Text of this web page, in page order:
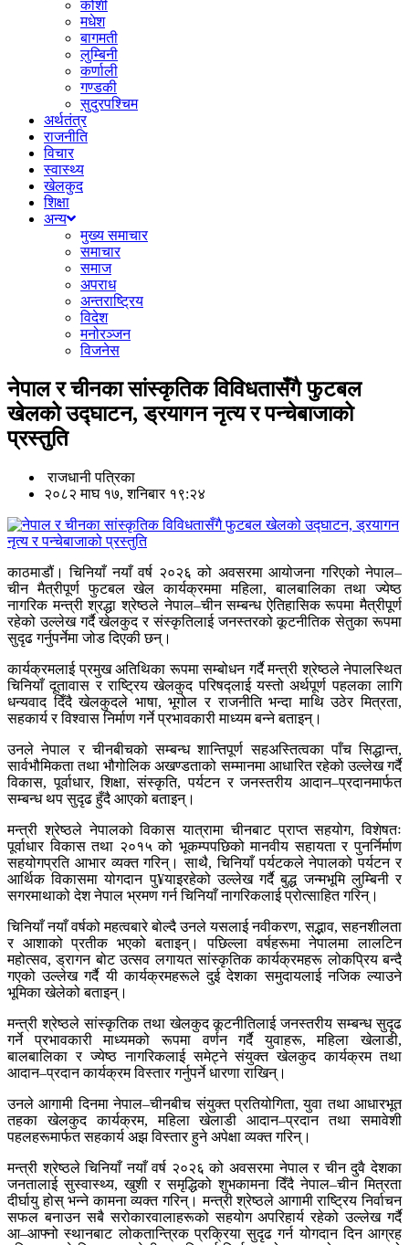
कोशी
मधेश
बागमती
लुम्बिनी
कर्णाली
गण्डकी
सुदुरपश्चिम
अर्थतंत्र
राजनीति
विचार
स्वास्थ्य
खेलकुद
शिक्षा
अन्य
मुख्य समाचार
समाचार
समाज
अपराध
अन्तराष्ट्रिय
विदेश
मनोरञ्जन
विजनेस
नेपाल र चीनका सांस्कृतिक विविधतासँगै फुटबल
खेलको उद्घाटन, ड्रयागन नृत्य र पन्चेबाजाको
प्रस्तुति
राजधानी पत्रिका
२०८२ माघ १७, शनिबार १९:२४
काठमाडौं। चिनियाँ नयाँ वर्ष २०२६ को अवसरमा आयोजना गरिएको नेपाल–
चीन मैत्रीपूर्ण फुटबल खेल कार्यक्रममा महिला, बालबालिका तथा ज्येष्ठ
नागरिक मन्त्री श्रद्धा श्रेष्ठले नेपाल–चीन सम्बन्ध ऐतिहासिक रूपमा मैत्रीपूर्ण
रहेको उल्लेख गर्दै खेलकुद र संस्कृतिलाई जनस्तरको कूटनीतिक सेतुका रूपमा
सुदृढ गर्नुपर्नेमा जोड दिएकी छन्।
कार्यक्रमलाई प्रमुख अतिथिका रूपमा सम्बोधन गर्दै मन्त्री श्रेष्ठले नेपालस्थित
चिनियाँ दूतावास र राष्ट्रिय खेलकुद परिषद्लाई यस्तो अर्थपूर्ण पहलका लागि
धन्यवाद दिँदै खेलकुदले भाषा, भूगोल र राजनीति भन्दा माथि उठेर मित्रता,
सहकार्य र विश्वास निर्माण गर्ने प्रभावकारी माध्यम बन्ने बताइन्।
उनले नेपाल र चीनबीचको सम्बन्ध शान्तिपूर्ण सहअस्तित्वका पाँच सिद्धान्त,
सार्वभौमिकता तथा भौगोलिक अखण्डताको सम्मानमा आधारित रहेको उल्लेख गर्दै
विकास, पूर्वाधार, शिक्षा, संस्कृति, पर्यटन र जनस्तरीय आदान–प्रदानमार्फत
सम्बन्ध थप सुदृढ हुँदै आएको बताइन्।
मन्त्री श्रेष्ठले नेपालको विकास यात्रामा चीनबाट प्राप्त सहयोग, विशेषतः
पूर्वाधार विकास तथा २०१५ को भूकम्पपछिको मानवीय सहायता र पुनर्निर्माण
सहयोगप्रति आभार व्यक्त गरिन्। साथै, चिनियाँ पर्यटकले नेपालको पर्यटन र
आर्थिक विकासमा योगदान पु¥याइरहेको उल्लेख गर्दै बुद्ध जन्मभूमि लुम्बिनी र
सगरमाथाको देश नेपाल भ्रमण गर्न चिनियाँ नागरिकलाई प्रोत्साहित गरिन्।
चिनियाँ नयाँ वर्षको महत्वबारे बोल्दै उनले यसलाई नवीकरण, सद्भाव, सहनशीलता
र आशाको प्रतीक भएको बताइन्। पछिल्ला वर्षहरूमा नेपालमा लालटिन
महोत्सव, ड्रागन बोट उत्सव लगायत सांस्कृतिक कार्यक्रमहरू लोकप्रिय बन्दै
गएको उल्लेख गर्दै यी कार्यक्रमहरूले दुई देशका समुदायलाई नजिक ल्याउने
भूमिका खेलेको बताइन्।
मन्त्री श्रेष्ठले सांस्कृतिक तथा खेलकुद कूटनीतिलाई जनस्तरीय सम्बन्ध सुदृढ
गर्ने प्रभावकारी माध्यमको रूपमा वर्णन गर्दै युवाहरू, महिला खेलाडी,
बालबालिका र ज्येष्ठ नागरिकलाई समेट्ने संयुक्त खेलकुद कार्यक्रम तथा
आदान–प्रदान कार्यक्रम विस्तार गर्नुपर्ने धारणा राखिन्।
उनले आगामी दिनमा नेपाल–चीनबीच संयुक्त प्रतियोगिता, युवा तथा आधारभूत
तहका खेलकुद कार्यक्रम, महिला खेलाडी आदान–प्रदान तथा समावेशी
पहलहरूमार्फत सहकार्य अझ विस्तार हुने अपेक्षा व्यक्त गरिन्।
मन्त्री श्रेष्ठले चिनियाँ नयाँ वर्ष २०२६ को अवसरमा नेपाल र चीन दुवै देशका
जनतालाई सुस्वास्थ्य, खुशी र समृद्धिको शुभकामना दिँदै नेपाल–चीन मित्रता
दीर्घायु होस् भन्ने कामना व्यक्त गरिन्। मन्त्री श्रेष्ठले आगामी राष्ट्रिय निर्वाचन
सफल बनाउन सबै सरोकारवालाहरूको सहयोग अपरिहार्य रहेको उल्लेख गर्दै
आ–आफ्नो स्थानबाट लोकतान्त्रिक प्रक्रिया सुदृढ गर्न योगदान दिन आग्रह